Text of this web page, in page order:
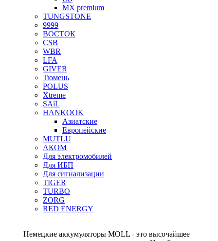
MX premium
TUNGSTONE
9999
ВОСТОК
CSB
WBR
LFA
GIVER
Тюмень
POLUS
Xtreme
SAiL
HANKOOK
Азиатские
Европейские
MUTLU
АКОМ
Для электромобилей
Для ИБП
Для сигнализации
TIGER
TURBO
ZORG
RED ENERGY
Немецкие аккумуляторы MOLL - это высочайшее